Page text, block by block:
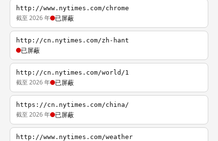
http://www.nytimes.com/chrome
截至 2026 年 已屏蔽
http://cn.nytimes.com/zh-hant
已屏蔽
http://cn.nytimes.com/world/1
截至 2026 年 已屏蔽
https://cn.nytimes.com/china/
截至 2026 年 已屏蔽
http://www.nytimes.com/weather